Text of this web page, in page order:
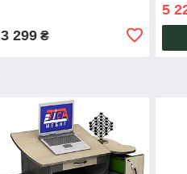
3 299₴
5